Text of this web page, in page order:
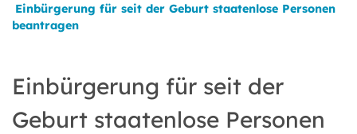
Einbürgerung für seit der Geburt staatenlose Personen
beantragen
Einbürgerung für seit der
Geburt staatenlose Personen